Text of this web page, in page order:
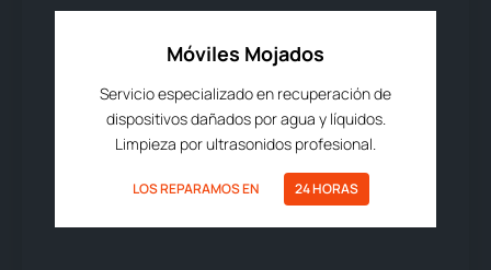
Móviles Mojados
Servicio especializado en recuperación de
dispositivos dañados por agua y líquidos.
Limpieza por ultrasonidos profesional.
LOS REPARAMOS EN 24 HORAS